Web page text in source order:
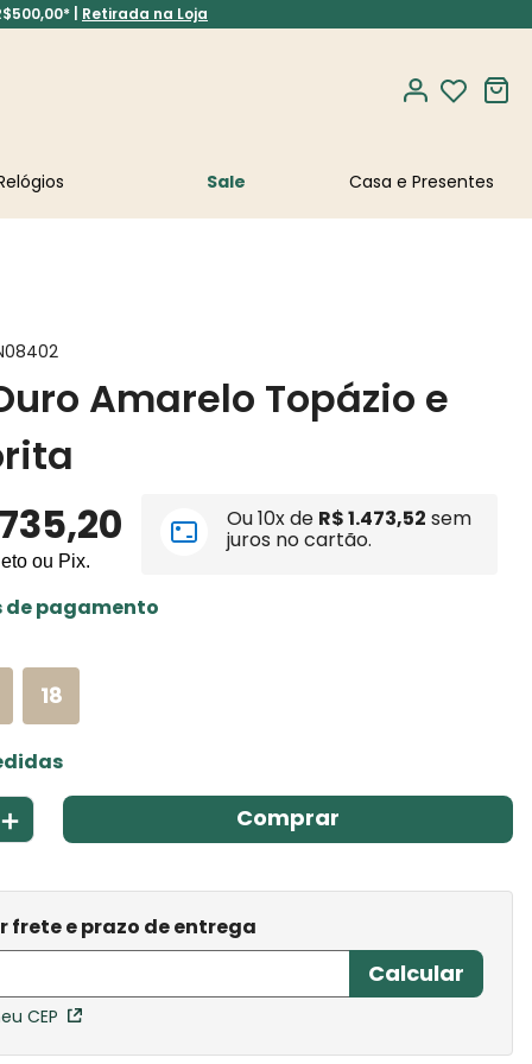
| Retirada na Loja
Sale
Amarelo Topázio e
735,20
ou Pix.
Ou10x de R$1.473,52 sem
juros no cartão.
de pagamento
18
Comprar
CEP